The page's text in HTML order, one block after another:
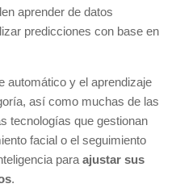
aprender de datos
predicciones con base en
automático y el aprendizaje
así como muchas de las
tecnologías que gestionan
facial o el seguimiento
para ajustar sus
.